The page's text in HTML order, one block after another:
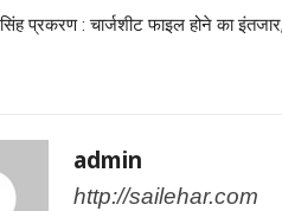
प्रकरण : चार्जशीट फाइल होने का इंतजार,
admin
http://sailehar.com